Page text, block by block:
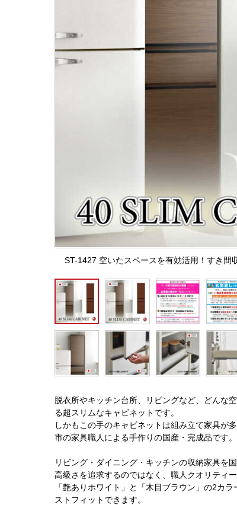
ST-1427 空いたスペースを有効活用！すき間
脱衣所やキッチン台所、リビングなど、どんな
る超スリムなキャビネットです。
しかもこの手のキャビネットは組み立て家具が
市の家具職人による手作りの国産・完成品です。
リビング・ダイニング・キッチンの収納家具を
高級さを追求するのではなく、職人クオリティ
「艶ありホワイト」と「木目ブラウン」の2カ
ストフィットできます。